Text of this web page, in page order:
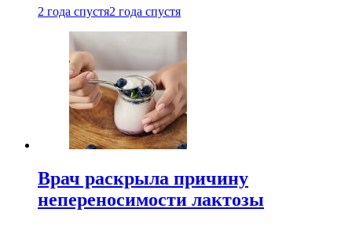
2 года спустя2 года спустя
Врач раскрыла причину
непереносимости лактозы